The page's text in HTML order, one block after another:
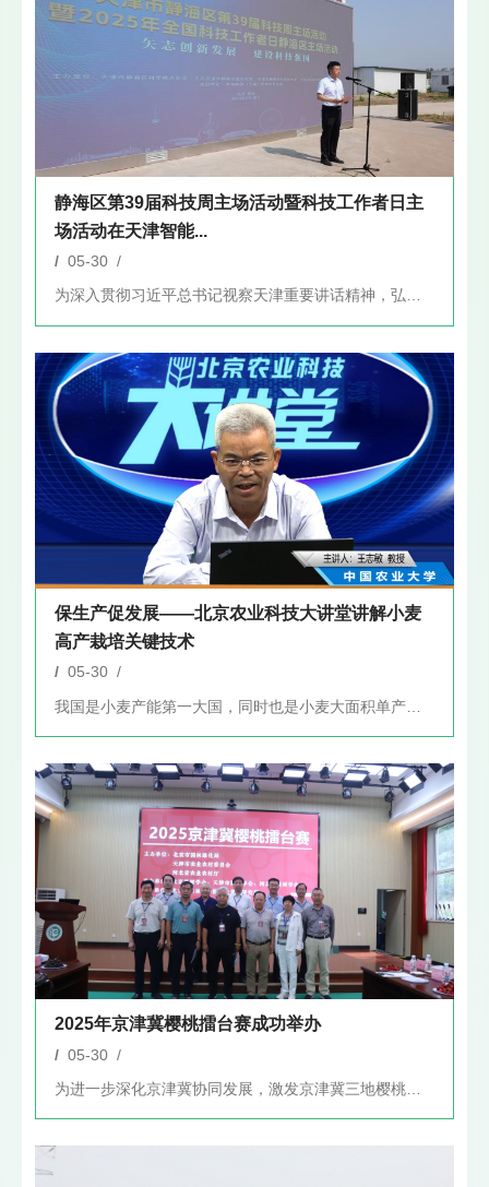
静海区第39届科技周主场活动暨科技工作者日主
场活动在天津智能...
/ 05-30 /
为深入贯彻习近平总书记视察天津重要讲话精神，弘扬科学家精神，...
保生产促发展——北京农业科技大讲堂讲解小麦
高产栽培关键技术
/ 05-30 /
2025年京津冀樱桃擂台赛成功举办
/ 05-30 /